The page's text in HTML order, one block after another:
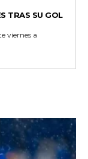
TRAS SU GOL
viernes a